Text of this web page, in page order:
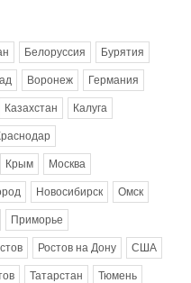
Белоруссия Бурятия
Воронеж Германия
Казахстан Калуга
Крым Москва
Новосибирск Омск
Приморье
Ростов на Дону США
Татарстан Тюмень